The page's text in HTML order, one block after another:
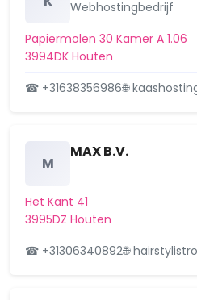
Houten, Koperslagersgilde
verleende
16 juli 2025
verbouwing
9 juli 2025
Houten, Koperslagersgilde
aanvraag
2 juli 2025
Webhostingbedrijf
Papiermolen 30 Kamer A 1.06
3994DK Houten
☎ +31638356986🌐
M
MAX B.V.
Het Kant 41
3995DZ Houten
☎ +31306340892🌐